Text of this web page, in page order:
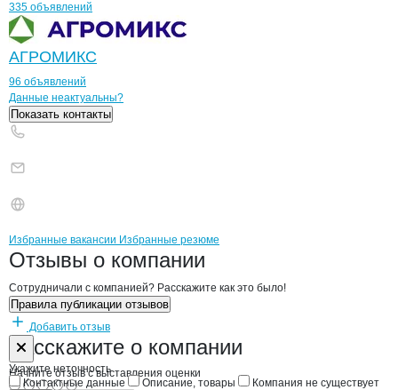
335 объявлений
АГРОМИКС
96 объявлений
Контактыкомпании
+7(800)000-00-..
Данные неактуальны?
Показать контакты
Брендыкомпани ТРУБИЧИНО
Вакансии вТРУБИЧИНО
Избранные вакансии Избранные резюме
Новости oТРУБИЧИНО, ООО
Отзывы о компании
Сотрудничали с компанией? Расскажите как это было!
Правила публикации отзывов
Добавить отзыв
Расскажите о компании
Начните отзыв с выставления оценки
Форма обратной связи о неточностях
Укажите неточность
Контактные данные
Описание, товары Компания не существует